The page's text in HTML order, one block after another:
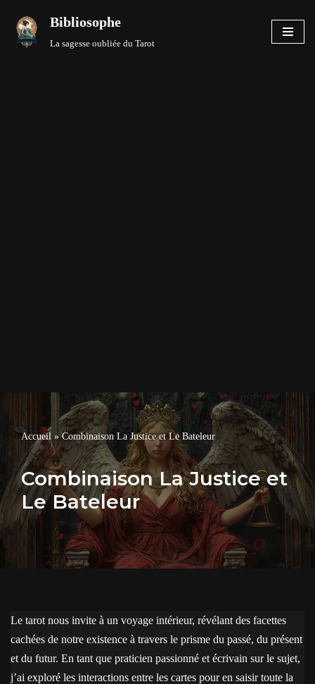
Aller
Bibliosophe
La sagesse oubliée du Tarot
Accueil »Combinaison La Justice et Le Bateleur
Combinaison La Justice et
Le Bateleur
Le tarot nous invite à un voyage intérieur, révélant des facettes
cachées de notre existence à travers le prisme du passé, du présent
et du futur. En tant que praticien passionné et écrivain sur le sujet,
j’ai exploré les interactions entre les cartes pour en saisir toute la